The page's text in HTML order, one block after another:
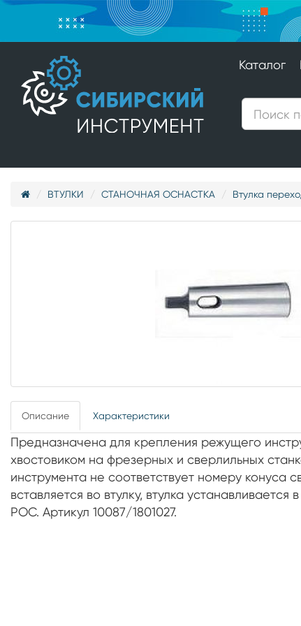
Каталог
ВТУЛКИ СТАНОЧНАЯ ОСНАСТКА Втулка
Описание Характеристики
Предназначена для крепления режущего
хвостовиком на фрезерных и сверлильных
инструмента не соответствует номеру конуса
вставляется во втулку, втулка устанавливается
РОС. Артикул 10087/1801027.